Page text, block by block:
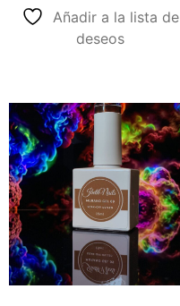
Añadir a la lista de
deseos